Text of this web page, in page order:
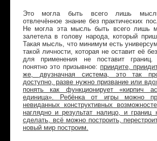
Это могла быть всего лишь
отвлечённое знание без практических
Не могла эта мысль быть всего лишь
залетела в голову народа, который
Такая мысль, что минимум есть
такой личности, которая не оставит её
для применения не поставит границ.
понятно это призывное: приидите,
же, двузначная система, это так
доступно, разве нужно призвание или
понять как функционирует «кирпич
единица». Ребёнка от игры можно
невиданных конструктивных
наглядно и результат налицо, и границ
сделать, всё можно построить,
новый мир построим.